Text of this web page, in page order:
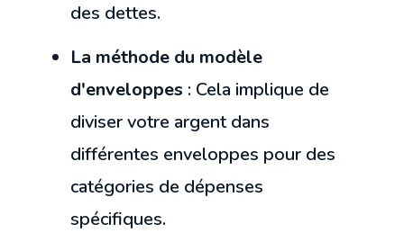
des dettes.
La méthode du modèle
d'enveloppes : Cela implique de
diviser votre argent dans
différentes enveloppes pour des
catégories de dépenses
spécifiques.